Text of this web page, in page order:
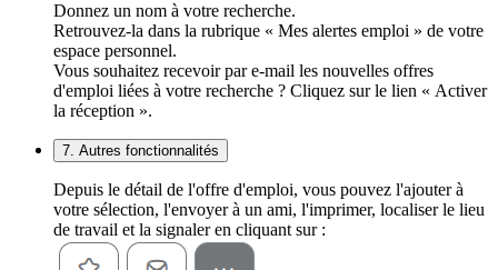
Donnez un nom à votre recherche.
Retrouvez-la dans la rubrique « Mes alertes emploi » de votre
espace personnel.
Vous souhaitez recevoir par e-mail les nouvelles offres
d'emploi liées à votre recherche ? Cliquez sur le lien « Activer
la réception ».
7. Autres fonctionnalités
Depuis le détail de l'offre d'emploi, vous pouvez l'ajouter à
votre sélection, l'envoyer à un ami, l'imprimer, localiser le lieu
de travail et la signaler en cliquant sur :